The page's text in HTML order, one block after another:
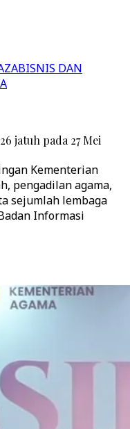
BISNIS DAN
jatuh pada 27 Mei
Kementerian
pengadilan agama,
sejumlah lembaga
Informasi